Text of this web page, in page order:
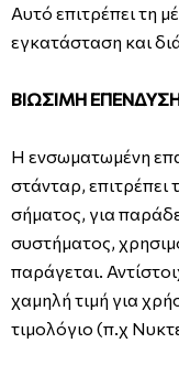
Αυτό επιτρέπει τη
εγκατάσταση και
ΒΙΩΣΙΜΗ
Η ενσωματωμένη
στάνταρ,
σήματος, για
συστήματος,
παράγεται.
χαμηλή τιμή για
τιμολόγιο (π.χ